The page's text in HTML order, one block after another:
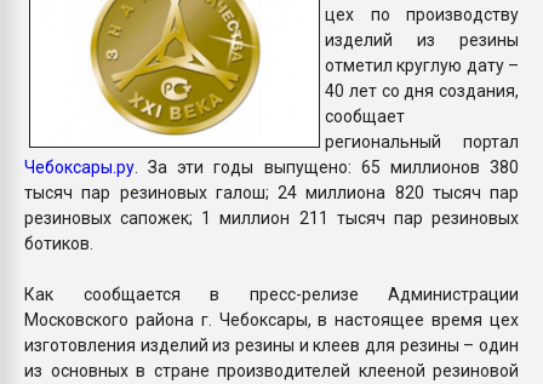
цех по производству
изделий из резины
отметил круглую дату –
40 лет со дня создания,
сообщает
региональный портал
Чебоксары.ру . За эти годы выпущено: 65 миллионов 380
тысяч пар резиновых галош; 24 миллиона 820 тысяч пар
резиновых сапожек; 1 миллион 211 тысяч пар резиновых
ботиков.
Как сообщается в пресс-релизе Администрации
Московского района г. Чебоксары, в настоящее время цех
изготовления изделий из резины и клеев для резины – один
из основных в стране производителей клееной резиновой